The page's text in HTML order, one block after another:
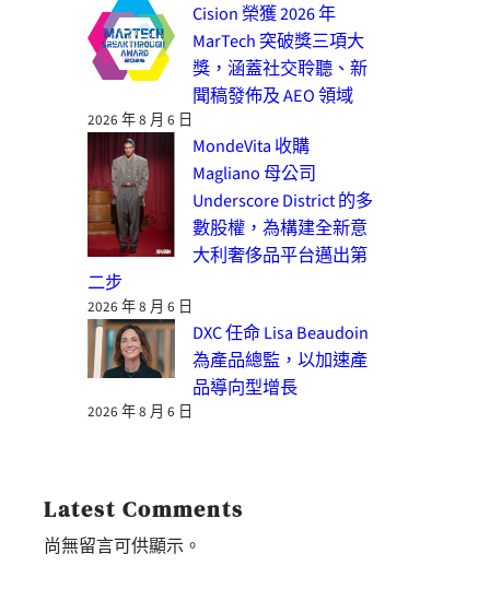
Cision 榮獲 2026 年
MarTech 突破獎三項大
獎，涵蓋社交聆聽、新
聞稿發佈及 AEO 領域
2026 年 8 月 6 日
MondeVita 收購
Magliano 母公司
Underscore District 的多
數股權，為構建全新意
大利奢侈品平台邁出第
二步
2026 年 8 月 6 日
DXC 任命 Lisa Beaudoin
為產品總監，以加速產
品導向型增長
2026 年 8 月 6 日
Latest Comments
尚無留言可供顯示。